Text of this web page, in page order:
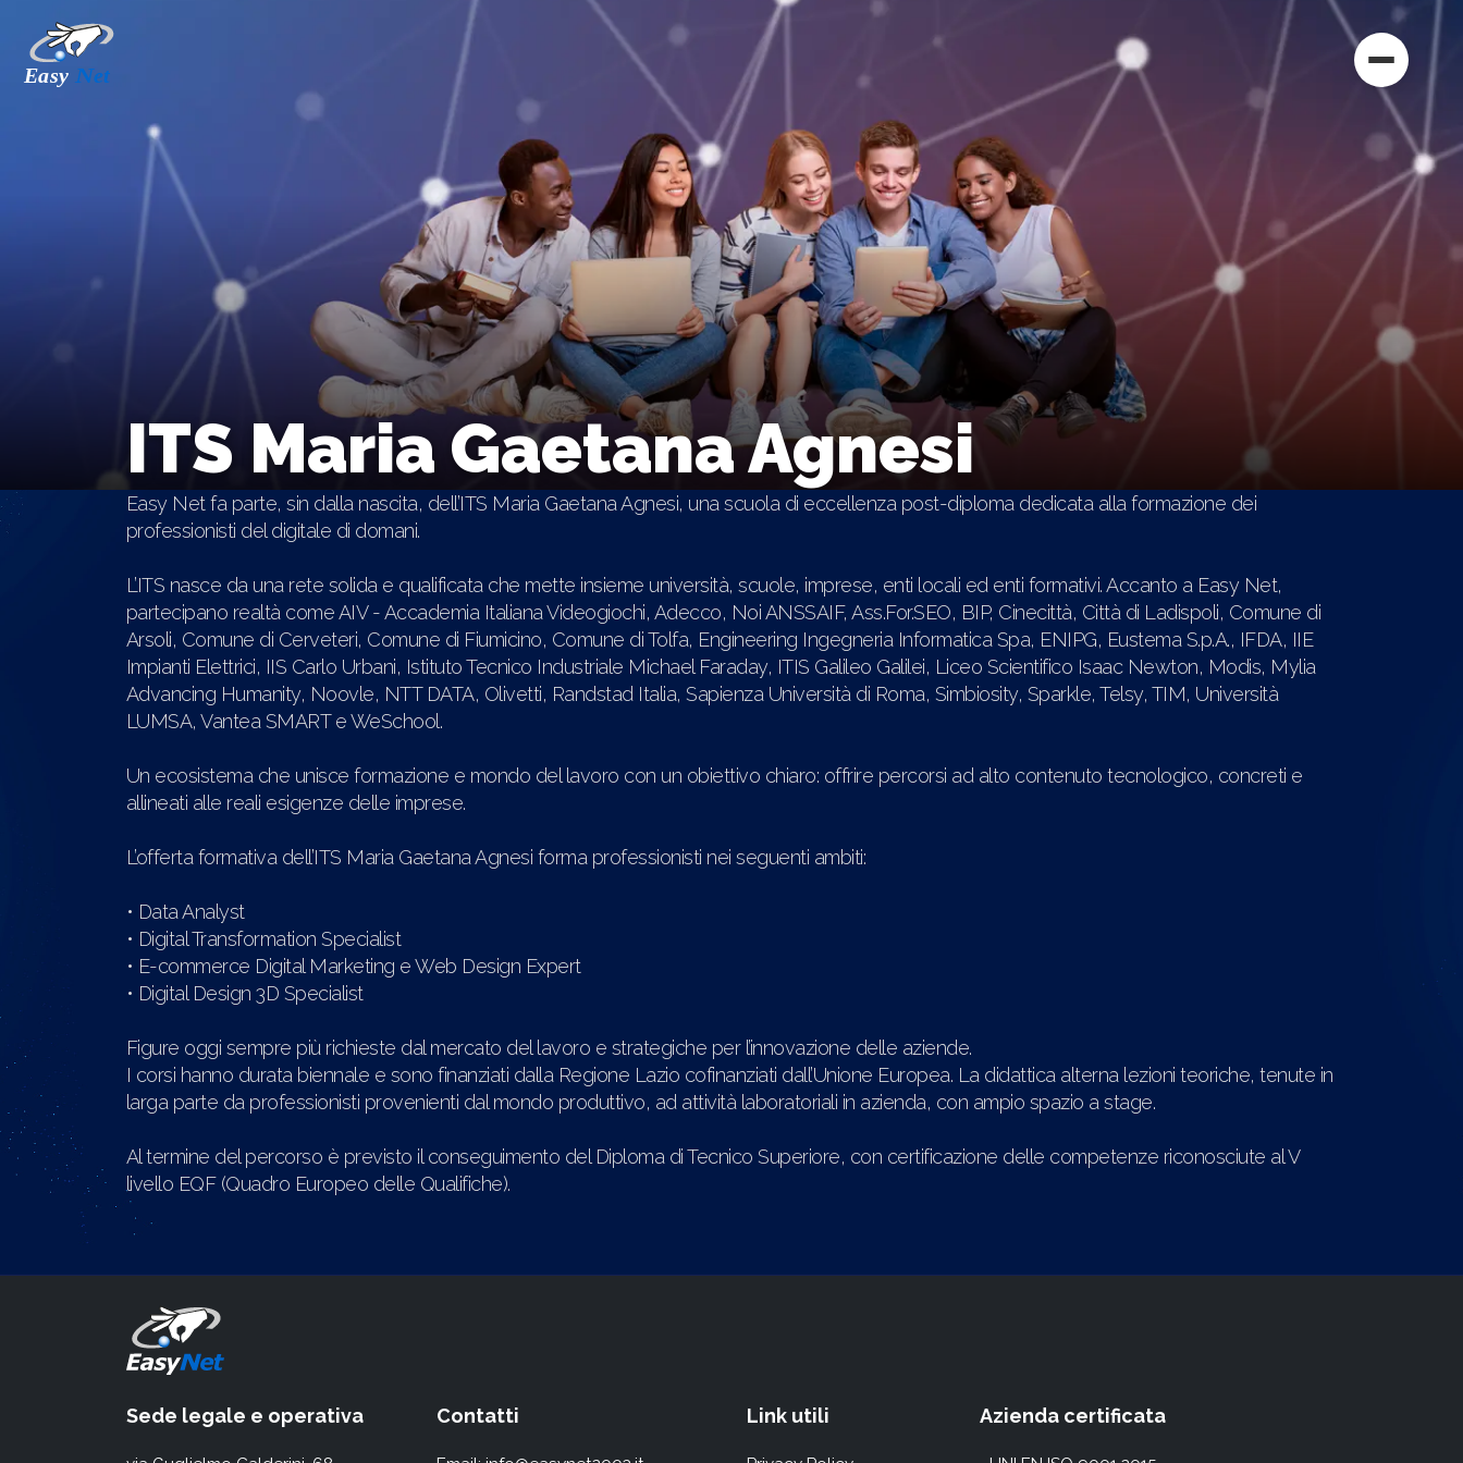
ITS Maria Gaetana Agnesi
Easy Net fa parte, sin dalla nascita, dell’ITS Maria Gaetana Agnesi, una scuola di eccellenza post-diploma dedicata alla formazione dei
professionisti del digitale di domani.
L’ITS nasce da una rete solida e qualificata che mette insieme università, scuole, imprese, enti locali ed enti formativi. Accanto a Easy Net,
partecipano realtà come AIV - Accademia Italiana Videogiochi, Adecco, Noi ANSSAIF, Ass.For.SEO, BIP, Cinecittà, Città di Ladispoli, Comune di
Arsoli, Comune di Cerveteri, Comune di Fiumicino, Comune di Tolfa, Engineering Ingegneria Informatica Spa, ENIPG, Eustema S.p.A., IFDA, IIE
Impianti Elettrici, IIS Carlo Urbani, Istituto Tecnico Industriale Michael Faraday, ITIS Galileo Galilei, Liceo Scientifico Isaac Newton, Modis, Mylia
Advancing Humanity, Noovle, NTT DATA, Olivetti, Randstad Italia, Sapienza Università di Roma, Simbiosity, Sparkle, Telsy, TIM, Università
LUMSA, Vantea SMART e WeSchool.
Un ecosistema che unisce formazione e mondo del lavoro con un obiettivo chiaro: offrire percorsi ad alto contenuto tecnologico, concreti e
allineati alle reali esigenze delle imprese.
L’offerta formativa dell’ITS Maria Gaetana Agnesi forma professionisti nei seguenti ambiti:
• Data Analyst
• Digital Transformation Specialist
• E-commerce Digital Marketing e Web Design Expert
• Digital Design 3D Specialist
Figure oggi sempre più richieste dal mercato del lavoro e strategiche per l’innovazione delle aziende.
I corsi hanno durata biennale e sono finanziati dalla Regione Lazio cofinanziati dall’Unione Europea. La didattica alterna lezioni teoriche, tenute in
larga parte da professionisti provenienti dal mondo produttivo, ad attività laboratoriali in azienda, con ampio spazio a stage.
Al termine del percorso è previsto il conseguimento del Diploma di Tecnico Superiore, con certificazione delle competenze riconosciute al V
livello EQF (Quadro Europeo delle Qualifiche).
Sede legale e operativa Contatti Link utili Azienda certificata